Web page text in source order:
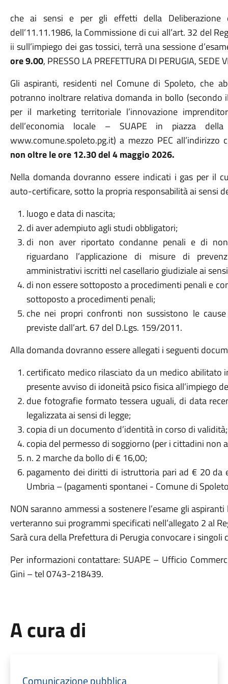
che ai sensi e per gli effetti della Deliberazione
dell’11.11.1986, la Commissione di cui all’art. 32 del
ii sull’impiego dei gas tossici, terrà una sessione
ore 9.00, PRESSO LA PREFETTURA DI PERUGIA, SEDE
Gli aspiranti, residenti nel Comune di Spoleto, che
potranno inoltrare relativa domanda in bollo
per il marketing territoriale l’innovazione
dell’economia locale – SUAPE in piazza
www.comune.spoleto.pg.it) a mezzo PEC all’indirizzo
non oltre le ore 12.30 del 4 maggio 2026.
Nella domanda dovranno essere indicati i gas per il
auto-certificare, sotto la propria responsabilità ai sensi
luogo e data di nascita;
di aver adempiuto agli studi obbligatori;
di non aver riportato condanne penali e di
riguardano l’applicazione di misure di
amministrativi iscritti nel casellario giudiziale ai
di non essere sottoposto a procedimenti penali e
sottoposto a procedimenti penali;
che nei propri confronti non sussistono le
previste dall’art. 67 del D.Lgs. 159/2011.
Alla domanda dovranno essere allegati i seguenti
certificato medico rilasciato da un medico
presente avviso di idoneità psico fisica all’impiego
due fotografie formato tessera uguali, di data
legalizzata ai sensi di legge;
copia di un documento d’identità in corso di validità;
copia del permesso di soggiorno (per i cittadini non
n. 2 marche da bollo di € 16,00;
pagamento dei diritti di istruttoria pari ad € 20 da
Umbria – (pagamenti spontanei - Comune di
NON saranno ammessi a sostenere l’esame gli
verteranno sui programmi specificati nell’allegato 2 al
Sarà cura della Prefettura di Perugia convocare i singoli
Per informazioni contattare: SUAPE – Ufficio
Gini – tel 0743-218439.
A cura di
Comunicazione pubblica